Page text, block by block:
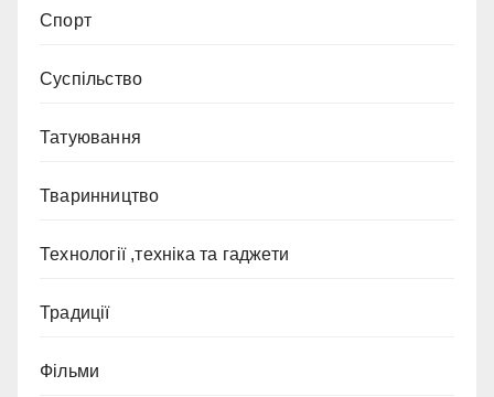
Спорт
Суспільство
Татуювання
Тваринництво
Технології ,техніка та гаджети
Традиції
Фільми